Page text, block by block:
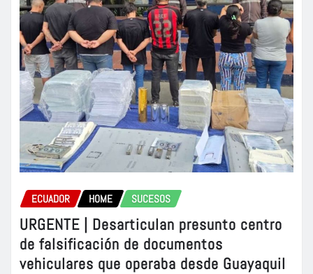
ECUADOR HOME SUCESOS
URGENTE | Desarticulan presunto centro
de falsificación de documentos
vehiculares que operaba desde Guayaquil